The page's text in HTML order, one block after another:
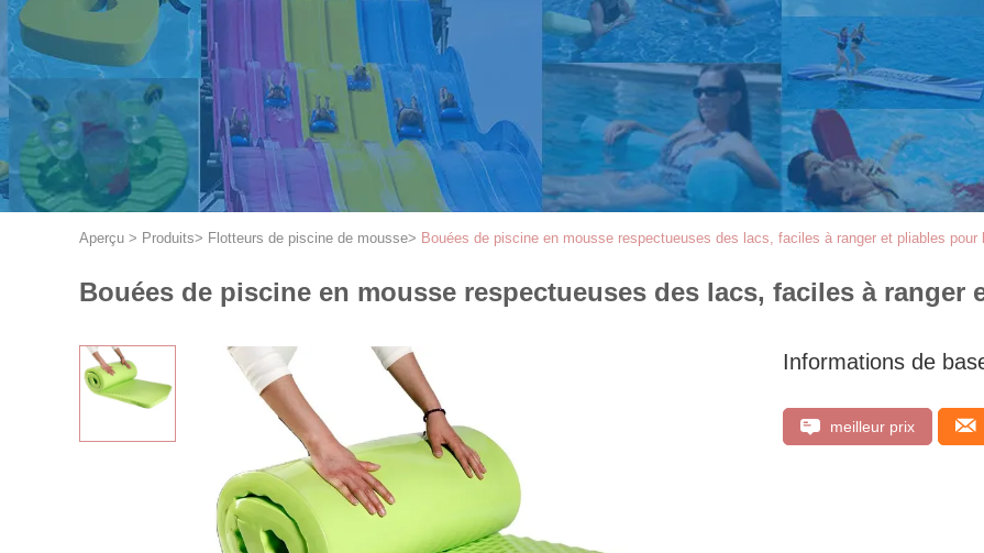
Aperçu > Produits> Flotteurs de piscine de mousse> Bouées de piscine en mousse respectueuses des lacs, faciles à ranger et pliables pour
Bouées de piscine en mousse respectueuses des lacs, faciles à ranger
Informations de
meilleur prix